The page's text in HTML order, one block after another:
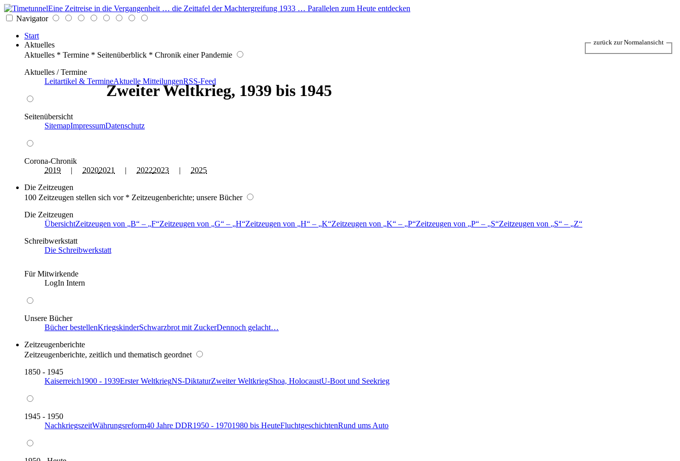
Eine Zeitreise in die Vergangenheit … die Zeittafel der Machtergreifung 1933 … Parallelen zum Heute entdecken
Navigator
Start
Aktuelles
Aktuelles * Termine * Seitenüberblick * Chronik einer Pandemie
Aktuelles / Termine
Leitartikel & TermineAktuelle MitteilungenRSS-Feed
Seitenübersicht
SitemapImpressumDatenschutz
Corona-Chronik
2019 | 20202021 | 20222023 | 2025
Die Zeitzeugen
100 Zeitzeugen stellen sich vor * Zeitzeugenberichte; unsere Bücher
Die Zeitzeugen
ÜbersichtZeitzeugen von B – F Zeitzeugen von G – H Zeitzeugen von H – K Zeitzeugen von K – P Zeitzeugen von P – S Zeitzeugen von S –
Z
Schreibwerkstatt
Die Schreibwerkstatt
Für Mitwirkende
LogIn Intern
Unsere Bücher
Bücher bestellenKriegskinderSchwarzbrot mit ZuckerDennoch gelacht…
Zeitzeugenberichte
Zeitzeugenberichte, zeitlich und thematisch geordnet
1850 - 1945
Kaiserreich1900 - 1939Erster WeltkriegNS-DiktaturZweiter WeltkriegShoa, HolocaustU-Boot und Seekrieg
1945 - 1950
NachkriegszeitWährungsreform40 Jahre DDR1950 - 19701980 bis HeuteFluchtgeschichtenRund ums Auto
Zweiter Weltkrieg, 1939 bis 1945
zurück zur Normalansicht